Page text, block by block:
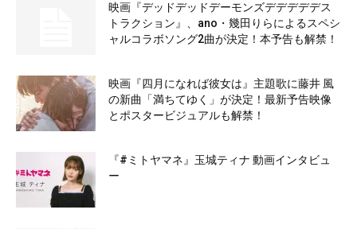
映画『デッドデッドデーモンズデデデデデス
トラクション』、ano・幾田りらによるスペシ
ャルコラボソング2曲が決定！本予告も解禁！
映画『四月になれば彼女は』主題歌に藤井 風
の新曲「満ちてゆく」が決定！最新予告映像
とポスタービジュアルも解禁！
『#ミトヤマネ』玉城ティナ 動画インタビュ
ー